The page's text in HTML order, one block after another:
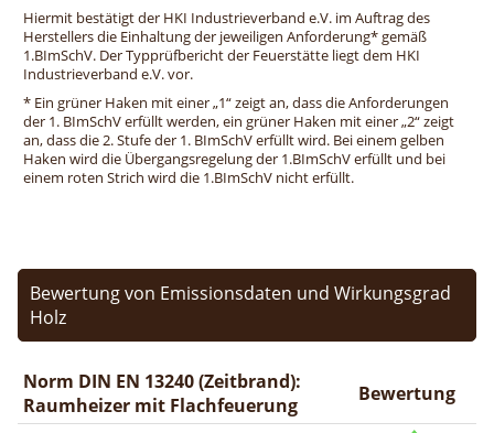
Hiermit bestätigt der HKI Industrieverband e.V. im Auftrag des
Herstellers die Einhaltung der jeweiligen Anforderung* gemäß
1.BImSchV. Der Typprüfbericht der Feuerstätte liegt dem HKI
Industrieverband e.V. vor.
* Ein grüner Haken mit einer „1“ zeigt an, dass die Anforderungen
der 1. BImSchV erfüllt werden, ein grüner Haken mit einer „2“ zeigt
an, dass die 2. Stufe der 1. BImSchV erfüllt wird. Bei einem gelben
Haken wird die Übergangsregelung der 1.BImSchV erfüllt und bei
einem roten Strich wird die 1.BImSchV nicht erfüllt.
Bewertung von Emissionsdaten und Wirkungsgrad
Holz
Norm DIN EN 13240 (Zeitbrand):
Raumheizer mit Flachfeuerung
Bewertung